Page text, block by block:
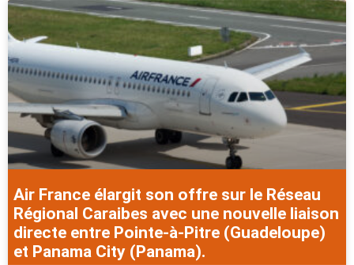
Air France élargit son offre sur le Réseau
Régional Caraibes avec une nouvelle liaison
directe entre Pointe-à-Pitre (Guadeloupe)
et Panama City (Panama).